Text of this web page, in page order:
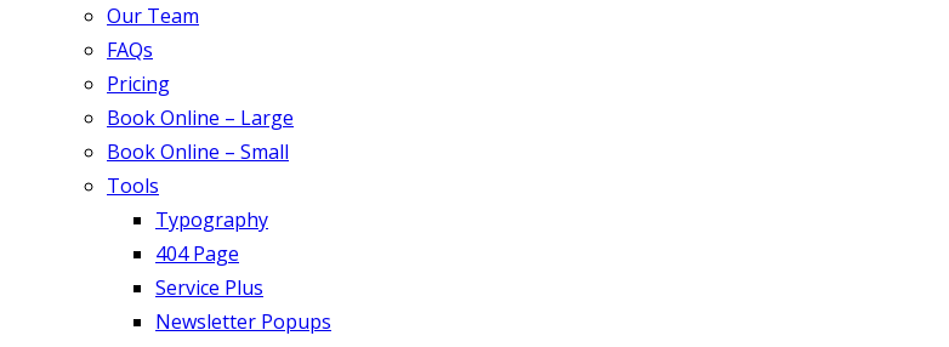
Our Team
FAQs
Pricing
Book Online – Large
Book Online – Small
Tools
Typography
404 Page
Service Plus
Newsletter Popups